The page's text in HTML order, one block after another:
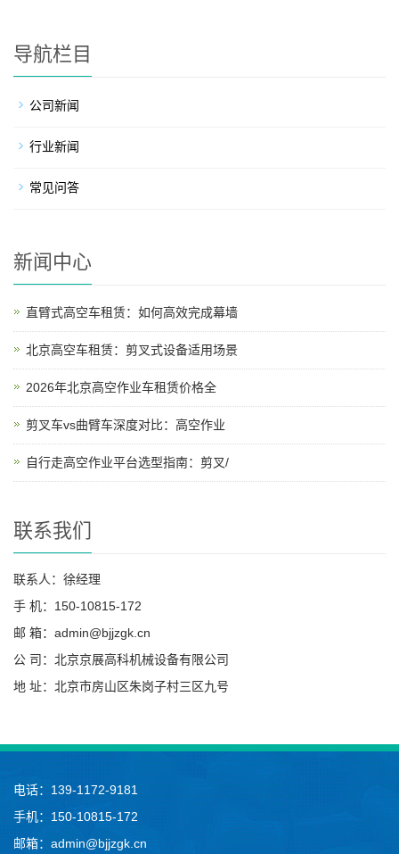
导航栏目
公司新闻
行业新闻
常见问答
新闻中心
直臂式高空车租赁：如何高效完成幕墙
北京高空车租赁：剪叉式设备适用场景
2026年北京高空作业车租赁价格全
剪叉车vs曲臂车深度对比：高空作业
自行走高空作业平台选型指南：剪叉/
联系我们
联系人：徐经理
手 机：150-10815-172
邮 箱：admin@bjjzgk.cn
公 司：北京京展高科机械设备有限公司
地 址：北京市房山区朱岗子村三区九号
电话：139-1172-9181
手机：150-10815-172
邮箱：admin@bjjzgk.cn